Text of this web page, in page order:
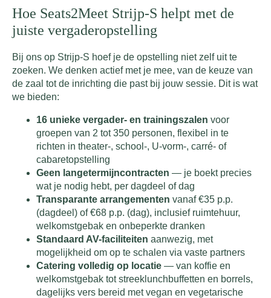
Hoe Seats2Meet Strijp-S helpt met de
juiste vergaderopstelling
Bij ons op Strijp-S hoef je de opstelling niet zelf uit te
zoeken. We denken actief met je mee, van de keuze van
de zaal tot de inrichting die past bij jouw sessie. Dit is wat
we bieden:
16 unieke vergader- en trainingszalen voor
groepen van 2 tot 350 personen, flexibel in te
richten in theater-, school-, U-vorm-, carré- of
cabaretopstelling
Geen langetermijncontracten — je boekt precies
wat je nodig hebt, per dagdeel of dag
Transparante arrangementen vanaf €35 p.p.
(dagdeel) of €68 p.p. (dag), inclusief ruimtehuur,
welkomstgebak en onbeperkte dranken
Standaard AV-faciliteiten aanwezig, met
mogelijkheid om op te schalen via vaste partners
Catering volledig op locatie — van koffie en
welkomstgebak tot streeklunchbuffetten en borrels,
dagelijks vers bereid met vegan en vegetarische